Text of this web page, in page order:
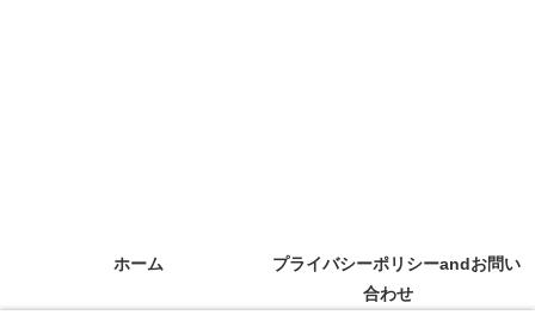
ホーム
プライバシーポリシーandお問い
合わせ